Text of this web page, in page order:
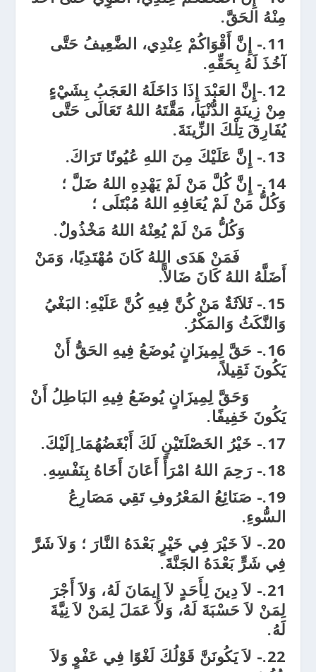
مِنْهُ الحَقَّ.
11.- إِنَّ أَقْوَاكُمْ عِنْدِي، الضَّعِيفُ حَتَّى
آخُذَ لَهُ بِحَقِّهِ.
12.-إِنَّ العَبْدَ إِذَا دَاخَلَهُ العَجَبُ بِشَيْءٍ
مِنْ زِينَةِ الدُّنْيَا، مَقَّتَهُ اللهُ تَعَالَى حَتَّى
يُفَارِقَ تِلْكَ الزِّينَةَ.
13.- إِنَّ عَلَيْكَ مِنَ اللهِ عُيُونًا تَرَاكَ.
14.- إِنَّ كُلَّ مَنْ لَمْ يَهْدِهِ اللهُ ضَلَّ ؛
وَكُلُّ مَنْ لَمْ يُعَافِهِ اللهُ مُبْتَلَى ؛
وَكُلُّ مَنْ لَمْ يُعِنْهُ اللهُ مَخْذُولٌ.
فَمَنْ هَدَى اللهُ كَانَ مُهْتَدِيًا، وَمَنْ
أَضَلَّهُ اللهُ كَانَ ضَالاًّ.
15.- ثَلاَثَةٌ مَنْ كُنَّ فِيهِ كُنَّ عَلَيْهِ: البَغْيُ
وَالنَّكَثُ وَالمَكْرُ.
16.- حَقَّ لِمِيزَانٍ يُوضَعُ فِيهِ الحَقُّ أَنْ
يَكُونَ ثَقِيلاً،
وَحَقَّ لِمِيزَانٍ يُوضَعُ فِيهِ البَاطِلُ أَنْ
يَكُونَ خَفِيفًا.
17.- خَيْرُ الخَصْلَتَيْنِ لَكَ أَبْغَضُهُمَا ِإلَيْكَ.
18.- رَحِمَ اللهُ امْرَأً أَعَانَ أَخَاهُ بِنَفْسِهِ.
19.- صَنَائِعُ المَعْرُوفِ تَقِي مَصَارِعُ
السُّوءِ.
20.- لاَ خَيْرَ فِي خَيْرٍ بَعْدَهُ النَّارَ ؛ وَلاَ شَرَّ
فِي شَرٍّ بَعْدَهُ الجَنَّةَ.
21.- لاَ دِينَ لِأَحَدٍ لاَ إِيمَانَ لَهُ، وَلاَ أَجْرَ
لِمَنْ لاَ حَسْبَةَ لَهُ، وَلاَ عَمَلَ لِمَنْ لاَ نِيَّةَ
لَهُ.
22.- لاَ يَكُونَنَّ قَوْلُكَ لَغْوًا فِي عَفْوٍ وَلاَ